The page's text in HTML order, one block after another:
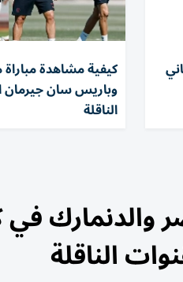
كيفية مشاهدة
وباريس سان جيرمان
الناقلة
في